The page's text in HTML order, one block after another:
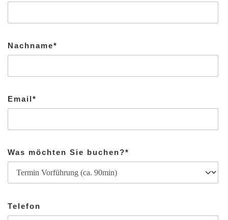
Nachname*
Email*
Was möchten Sie buchen?*
Telefon